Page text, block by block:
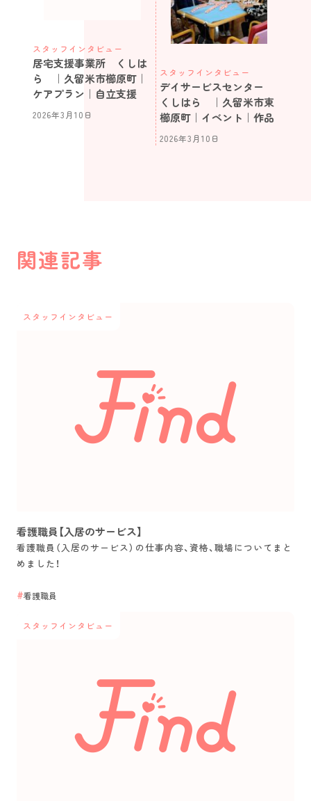
スタッフインタビュー
居宅支援事業所 くしは
ら ｜久留米市櫛原町｜
ケアプラン｜自立支援
2026年3月10日
スタッフインタビュー
デイサービスセンター
くしはら ｜久留米市東
櫛原町｜イベント｜作品
2026年3月10日
関連記事
スタッフインタビュー
看護職員【入居のサービス】
看護職員（入居のサービス）の仕事内容、資格、職場についてまと
めました！
看護職員
スタッフインタビュー